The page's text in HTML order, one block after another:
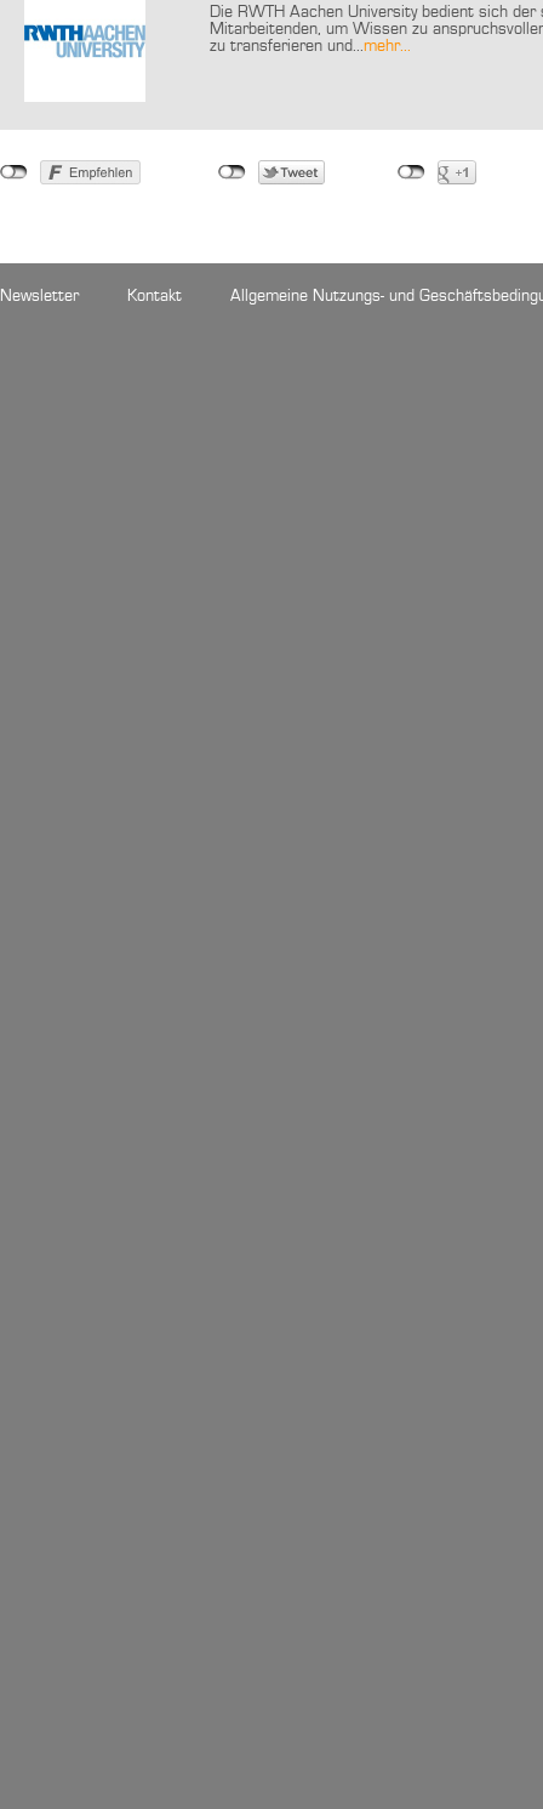
Die RWTH Aachen University bedient sich
Mitarbeitenden, um Wissen zu
zu transferieren und...mehr...
Newsletter Kontakt Allgemeine Nutzungs- und